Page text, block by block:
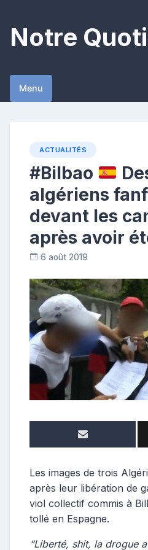
content
Notre
Menu
ACTUALITÉS
#Bilbao
algériens
devant les
après avoir
6 août 2019
o
n
t
r
i
b
t
r
i
Les images de trois
après leur libération de
viol collectif commis à
tollé en Espagne.
“Liberté, shit, la drogue